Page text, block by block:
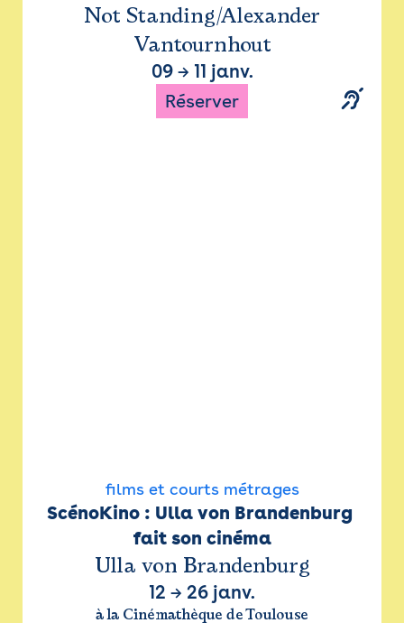
Not Standing/Alexander
Vantournhout
09→ 11 janv.
Réserver
films et courts métrages
ScénoKino : Ulla von Brandenburg
fait son cinéma
Ulla von Brandenburg
12 → 26 janv.
à la Cinémathèque de Toulouse